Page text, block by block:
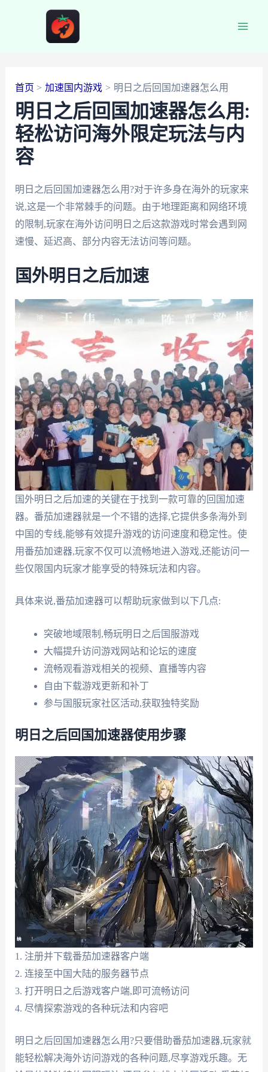
首页 加速国内游戏 明日之后回国加速器怎么用
明日之后回国加速器怎么用:
轻松访问海外限定玩法与内
容
明日之后回国加速器怎么用?对于许多身在海外的玩家来
说,这是一个非常棘手的问题。由于地理距离和网络环境
的限制,玩家在海外访问明日之后这款游戏时常会遇到网
速慢、延迟高、部分内容无法访问等问题。
国外明日之后加速
国外明日之后加速的关键在于找到一款可靠的回国加速
器。番茄加速器就是一个不错的选择,它提供多条海外到
中国的专线,能够有效提升游戏的访问速度和稳定性。使
用番茄加速器,玩家不仅可以流畅地进入游戏,还能访问一
些仅限国内玩家才能享受的特殊玩法和内容。
具体来说,番茄加速器可以帮助玩家做到以下几点:
突破地域限制,畅玩明日之后国服游戏
大幅提升访问游戏网站和论坛的速度
流畅观看游戏相关的视频、直播等内容
自由下载游戏更新和补丁
参与国服玩家社区活动,获取独特奖励
明日之后回国加速器使用步骤
1. 注册并下载番茄加速器客户端
2. 连接至中国大陆的服务器节点
3. 打开明日之后游戏客户端,即可流畅访问
4. 尽情探索游戏的各种玩法和内容吧
明日之后回国加速器怎么用?只要借助番茄加速器,玩家就
能轻松解决海外访问游戏的各种问题,尽享游戏乐趣。无